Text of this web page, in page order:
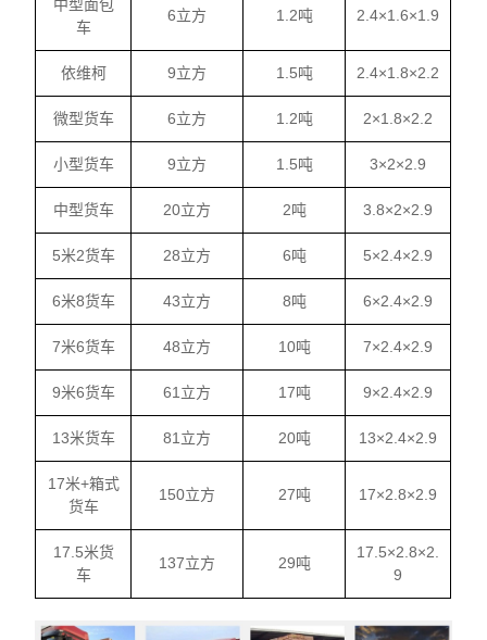
中型面包
车
6立方 1.2吨 2.4×1.6×1.9
依维柯 9立方 1.5吨 2.4×1.8×2.2
微型货车 6立方 1.2吨 2×1.8×2.2
小型货车 9立方 1.5吨 3×2×2.9
中型货车 20立方 2吨 3.8×2×2.9
5米2货车 28立方 6吨 5×2.4×2.9
6米8货车 43立方 8吨 6×2.4×2.9
7米6货车 48立方 10吨 7×2.4×2.9
9米6货车 61立方 17吨 9×2.4×2.9
13米货车 81立方 20吨 13×2.4×2.9
17米+箱式
货车
150立方 27吨 17×2.8×2.9
17.5米货
车
137立方 29吨
17.5×2.8×2.
9